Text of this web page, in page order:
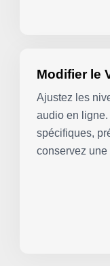
Modifier le
Ajustez les
audio en
spécifiques,
conservez